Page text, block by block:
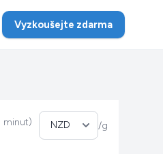
Vyzkoušejte zdarma
minut) Vyberte měnu
/g